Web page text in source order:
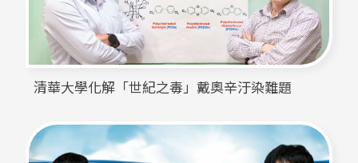
清華大學化解「世紀之毒」戴奧辛汙染難題